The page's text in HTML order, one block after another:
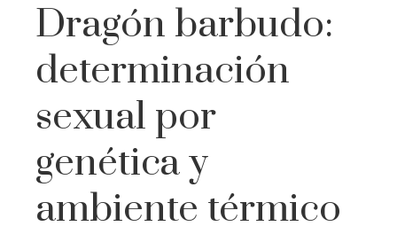
Dragón barbudo:
determinación
sexual por
genética y
ambiente térmico